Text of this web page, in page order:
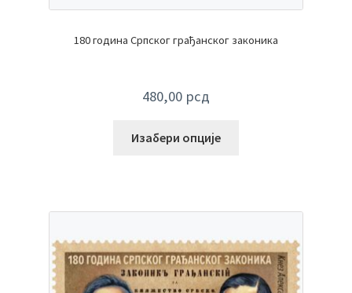
180 година Српског грађанског законика
480,00 рсд
Изабери опције